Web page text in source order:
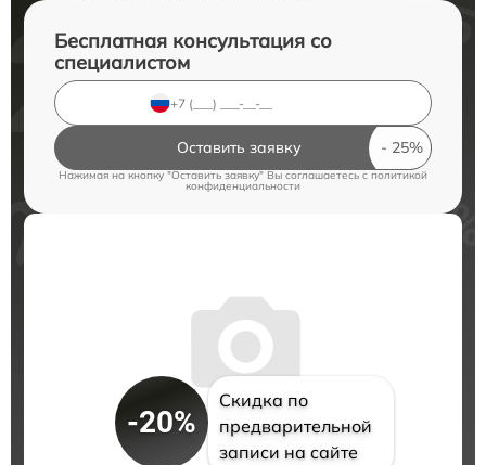
Бесплатная консультация со
специалистом
Оставить заявку
Нажимая на кнопку "Оставить заявку" Вы соглашаетесь c политикой
конфиденциальности
-20%
Скидка по
предварительной
записи на сайте